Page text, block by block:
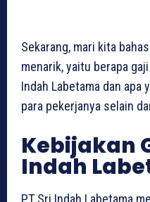
Sekarang, mari kita
menarik, yaitu berapa
Indah Labetama dan apa
para pekerjanya selain
Kebijakan
Indah
PT Sri Indah Labetama